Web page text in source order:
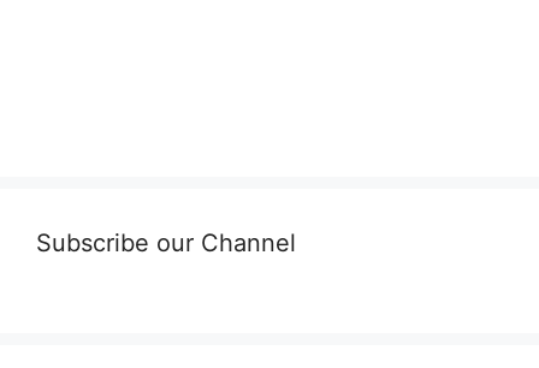
Subscribe our Channel